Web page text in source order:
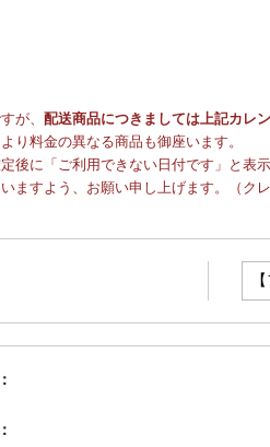
が、 配送商品につきましては上記カレ
り料金の異なる商品も御座います。
後に「ご利用できない日付です」と表
ますよう、お願い申し上げます。（ク